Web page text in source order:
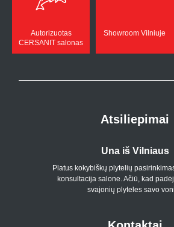
Autorizuotas
CERSANIT salonas
Showroom Vilniuje
Atsiliepimai
Una iš Vilniaus
Platus kokybiškų plytelių
konsultacija salone. Ačiū, kad
svajonių plyteles savo